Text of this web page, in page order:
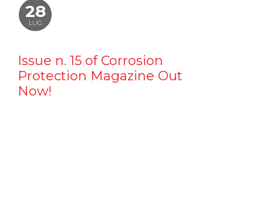
28
LUG
Issue n. 15 of Corrosion
Protection Magazine Out
Now!